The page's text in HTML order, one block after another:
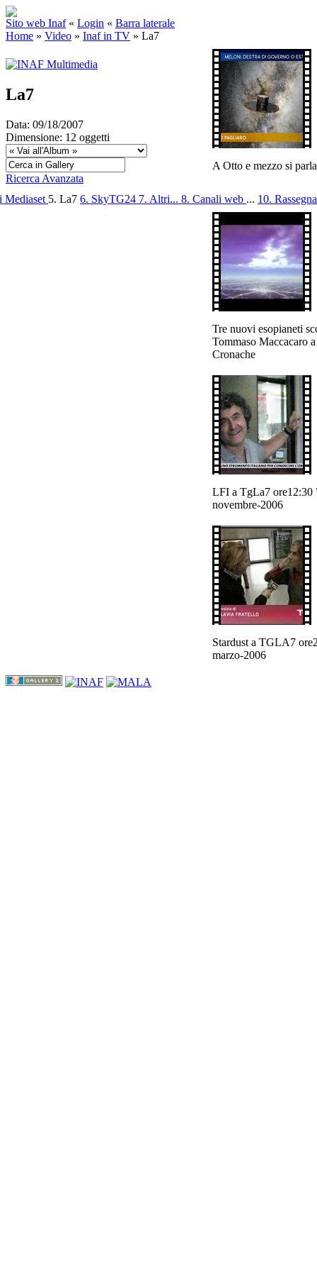
Sito web Inaf « Login « Barra laterale
Home » Video » Inaf in TV » La7
La7
Data: 09/18/2007
Dimensione: 12 oggetti
Ricerca Avanzata
A Otto e mezzo si
Tre nuovi esopianeti
Tommaso Maccacaro
Cronache
LFI a TgLa7 ore12:30
novembre-2006
Stardust a TGLA7
marzo-2006
Mediaset 5. La7 6. SkyTG24 7. Altri... 8. Canali web ... 10.